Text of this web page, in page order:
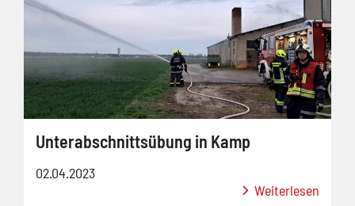
Unterabschnittsübung in Kamp
02.04.2023
Weiterlesen